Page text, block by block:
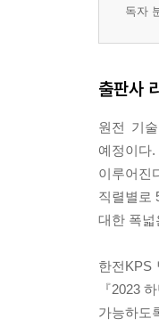
독자
출판사
원전 기
예정이
이루어진
직렬별로
대한 폭넓
한전KPS
『2023
가능하도